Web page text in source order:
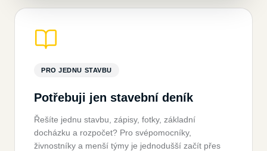
PRO JEDNU STAVBU
Potřebuji jen stavební deník
Řešíte jednu stavbu, zápisy, fotky, základní
docházku a rozpočet? Pro svépomocníky,
živnostníky a menší týmy je jednodušší začít přes